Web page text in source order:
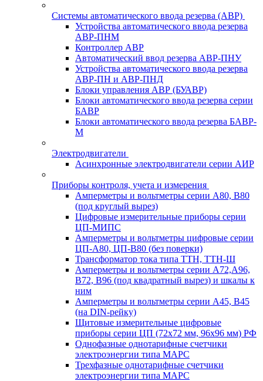
Системы автоматического ввода резерва (АВР)
Устройства автоматического ввода резерва
АВР-ПНМ
Контроллер АВР
Автоматический ввод резерва АВР-ПНУ
Устройства автоматического ввода резерва
АВР-ПН и АВР-ПНД
Блоки управления АВР (БУАВР)
Блоки автоматического ввода резерва серии
БАВР
Блоки автоматического ввода резерва БАВР-
М
Электродвигатели
Асинхронные электродвигатели серии АИР
Приборы контроля, учета и измерения
Амперметры и вольтметры серии А80, В80
(под круглый вырез)
Цифровые измерительные приборы серии
ЦП-МИПС
Амперметры и вольтметры цифровые серии
ЦП-А80, ЦП-В80 (без поверки)
Трансформатор тока типа ТТН, ТТН-Ш
Амперметры и вольтметры серии А72,А96,
В72, В96 (под квадратный вырез) и шкалы к
ним
Амперметры и вольтметры серии А45, В45
(на DIN-рейку)
Щитовые измерительные цифровые
приборы серии ЦП (72х72 мм, 96х96 мм) РФ
Однофазные однотарифные счетчики
электроэнергии типа МАРС
Трехфазные однотарифные счетчики
электроэнергии типа МАРС